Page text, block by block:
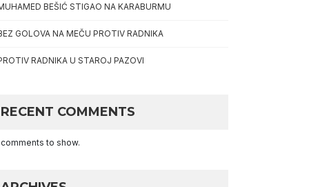
BEŠIĆ STIGAO NA KARABURMU
GOLOVA NA MEČU PROTIV RADNIKA
RADNIKA U STAROJ PAZOVI
RECENT COMMENTS
to show.